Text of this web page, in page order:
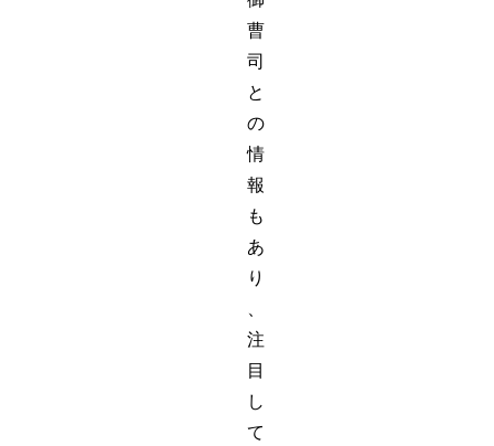
曹
司
と
の
情
報
も
あ
り
注
目
し
て